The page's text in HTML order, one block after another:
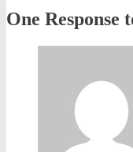
One Response